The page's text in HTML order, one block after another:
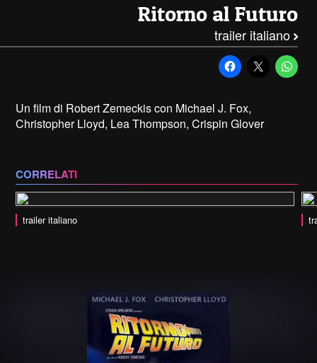
Ritorno al Futuro
trailer italiano
Un film di Robert Zemeckis con Michael J. Fox,
Christopher Lloyd, Lea Thompson, Crispin Glover
CORRELATI
trailer italiano